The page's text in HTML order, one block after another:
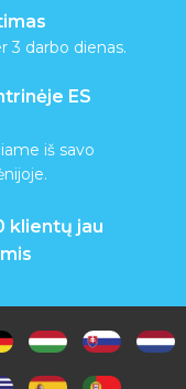
3 darbo dienas.
ES
iš savo
klientų jau